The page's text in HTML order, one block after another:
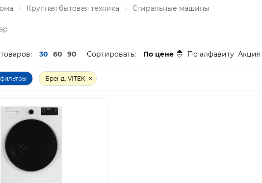
Крупная бытовая техника Стиральные машины
30 60 90 Сортировать: По цене По алфавиту Акция
Бренд: VITEK